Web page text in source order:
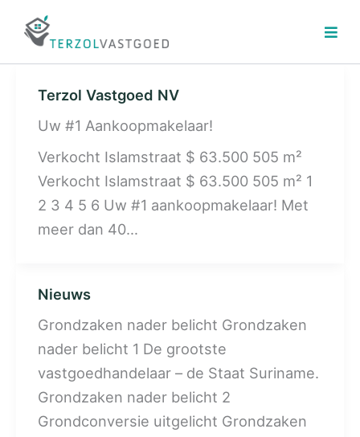
naar
de
Terzol Vastgoed NV
Uw #1 Aankoopmakelaar!
Verkocht Islamstraat $ 63.500 505 m²
Verkocht Islamstraat $ 63.500 505 m² 1
2 3 4 5 6 Uw #1 aankoopmakelaar! Met
meer dan 40…
Nieuws
Grondzaken nader belicht Grondzaken
nader belicht 1 De grootste
vastgoedhandelaar – de Staat Suriname.
Grondzaken nader belicht 2
Grondconversie uitgelicht Grondzaken